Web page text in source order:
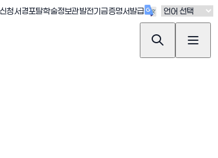
청(새창 열림)
서경포탈(새창 열림)
학술정보관(새창 열림)
발전기금(새창 열림)
증명서발급(새창 열림)